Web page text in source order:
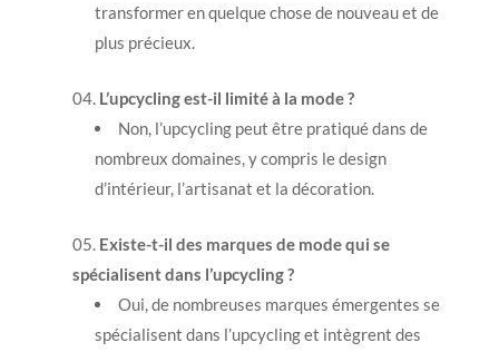
transformer en quelque chose de nouveau et de
plus précieux.
L’upcycling est-il limité à la mode ?
Non, l’upcycling peut être pratiqué dans de
nombreux domaines, y compris le design
d’intérieur, l’artisanat et la décoration.
Existe-t-il des marques de mode qui se
spécialisent dans l’upcycling ?
Oui, de nombreuses marques émergentes se
spécialisent dans l’upcycling et intègrent des